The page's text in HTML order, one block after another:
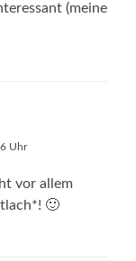
(meine
Uhr
vor allem
🙂